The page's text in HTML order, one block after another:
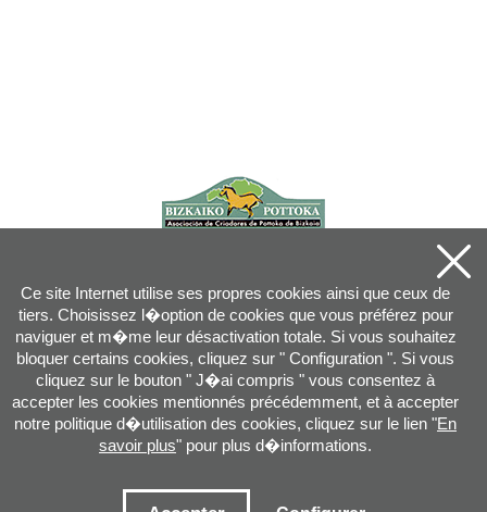
info@pottoka.info
Ce site Internet utilise ses propres cookies ainsi que ceux de
tiers. Choisissez l�option de cookies que vous préférez pour
naviguer et m�me leur désactivation totale. Si vous souhaitez
bloquer certains cookies, cliquez sur " Configuration ". Si vous
cliquez sur le bouton " J�ai compris " vous consentez à
accepter les cookies mentionnés précédemment, et à accepter
notre politique d�utilisation des cookies, cliquez sur le lien "En
savoir plus" pour plus d�informations.